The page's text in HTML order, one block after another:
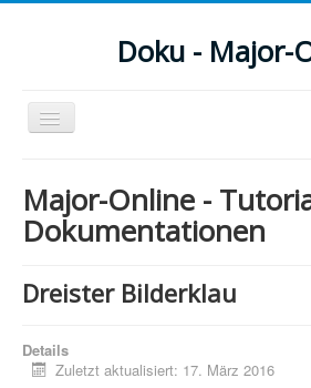
Doku - Major-
Navigation
an/aus
Home
PHP
Webdesign
Major-Online -
Dokumentationen
Dreister Bilderklau
Details
Zuletzt aktualisiert: 17. März 2016